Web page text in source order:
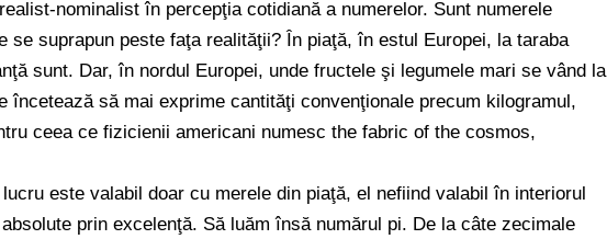
nominalist în percepţia cotidiană a numerelor. Sunt numerele
se suprapun peste faţa realităţii? În piaţă, în estul Europei, la taraba
sunt. Dar, în nordul Europei, unde fructele şi legumele mari se vând la
încetează să mai exprime cantităţi convenţionale precum kilogramul,
ceea ce fizicienii americani numesc the fabric of the cosmos,
este valabil doar cu merele din piaţă, el nefiind valabil în interiorul
prin excelenţă. Să luăm însă numărul pi. De la câte zecimale